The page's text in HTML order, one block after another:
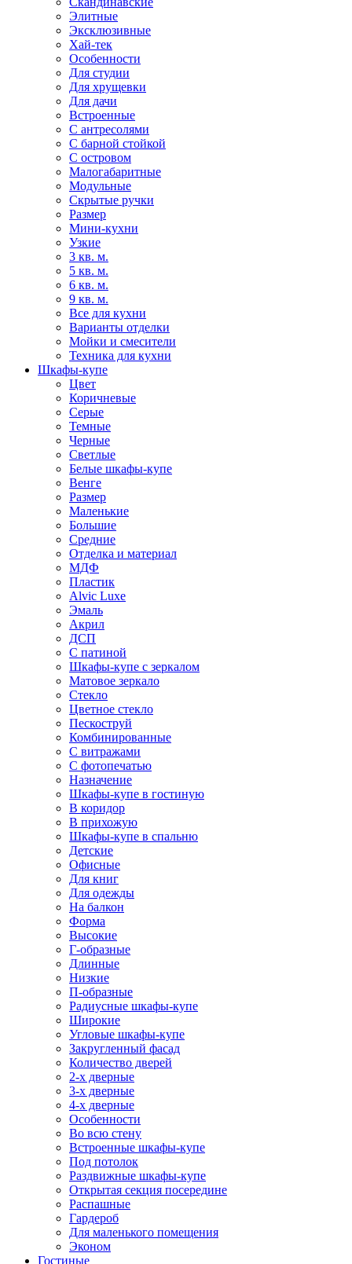
Элитные
Эксклюзивные
Хай-тек
Особенности
Для студии
Для хрущевки
Для дачи
Встроенные
С антресолями
С барной стойкой
С островом
Малогабаритные
Модульные
Скрытые ручки
Размер
Мини-кухни
Узкие
3 кв. м.
5 кв. м.
6 кв. м.
9 кв. м.
Все для кухни
Варианты отделки
Мойки и смесители
Техника для кухни
Шкафы-купе
Цвет
Коричневые
Серые
Темные
Черные
Светлые
Белые шкафы-купе
Венге
Размер
Маленькие
Большие
Средние
Отделка и материал
МДФ
Пластик
Alvic Luxe
Эмаль
Акрил
ДСП
С патиной
Шкафы-купе с зеркалом
Матовое зеркало
Стекло
Цветное стекло
Пескоструй
Комбинированные
С витражами
С фотопечатью
Назначение
Шкафы-купе в гостиную
В коридор
В прихожую
Шкафы-купе в спальню
Детские
Офисные
Для книг
Для одежды
На балкон
Форма
Высокие
Г-образные
Длинные
Низкие
П-образные
Радиусные шкафы-купе
Широкие
Угловые шкафы-купе
Закругленный фасад
Количество дверей
2-х дверные
3-х дверные
4-х дверные
Особенности
Во всю стену
Встроенные шкафы-купе
Под потолок
Раздвижные шкафы-купе
Открытая секция посередине
Распашные
Гардероб
Для маленького помещения
Эконом
Гостиные